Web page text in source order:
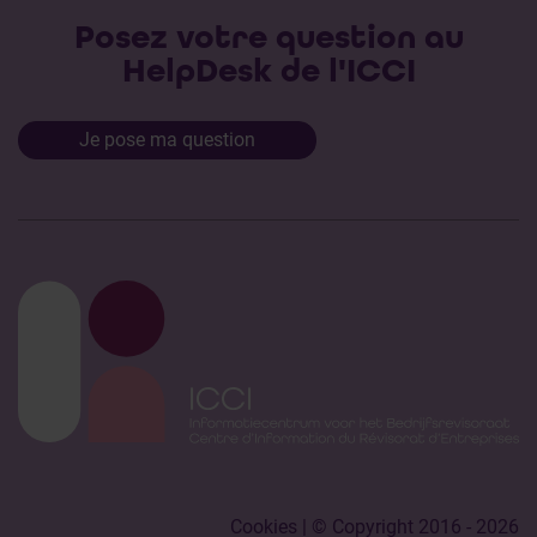
Posez votre question au
HelpDesk de l'ICCI
Je pose ma question
Cookies | © Copyright 2016 - 2026